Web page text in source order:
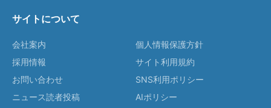
サイトについて
会社案内
採用情報
お問い合わせ
ニュース読者投稿
個人情報保護方針
サイト利用規約
SNS利用ポリシー
AIポリシー